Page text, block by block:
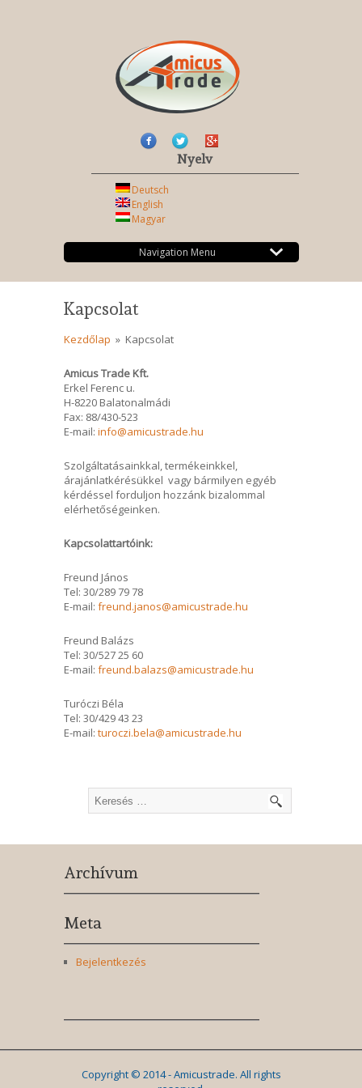
Nyelv
Deutsch
English
Magyar
Navigation Menu
Kapcsolat
Kezdőlap » Kapcsolat
Amicus Trade Kft.
Erkel Ferenc u.
H-8220 Balatonalmádi
Fax: 88/430-523
E-mail: info@amicustrade.hu
Szolgáltatásainkkal, termékeinkkel,
árajánlatkérésükkel vagy bármilyen egyéb
kérdéssel forduljon hozzánk bizalommal
elérhetőségeinken.
Kapcsolattartóink:
Freund János
Tel: 30/289 79 78
E-mail: freund.janos@amicustrade.hu
Freund Balázs
Tel: 30/527 25 60
E-mail: freund.balazs@amicustrade.hu
Turóczi Béla
Tel: 30/429 43 23
E-mail: turoczi.bela@amicustrade.hu
Archívum
Meta
Bejelentkezés
Copyright © 2014 - Amicustrade. All rights